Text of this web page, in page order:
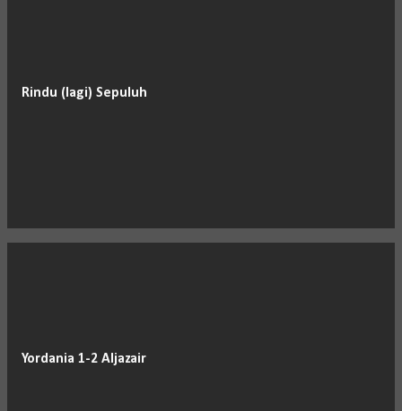
Rindu (lagi) Sepuluh
Yordania 1-2 Aljazair